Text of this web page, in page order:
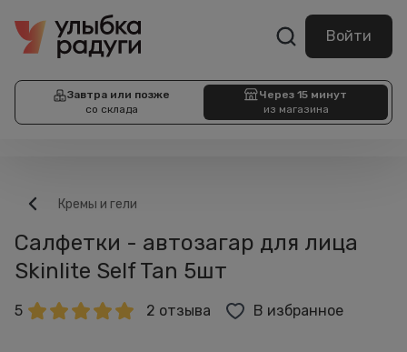
Войти
Завтра или позже
со склада
Через 15 минут
из магазина
Кремы и гели
Салфетки - автозагар для лица
Skinlite Self Tan 5шт
5 2 отзыва В избранное